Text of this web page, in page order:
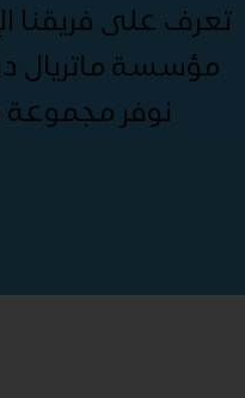
تعرف على فريقنا
مؤسسة ماتريال
نوفر مجموعة